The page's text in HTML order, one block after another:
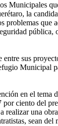
Municipales
la
problemas que
pública,
sus
Municipal
en el tema
por ciento del
realizar una
sean del